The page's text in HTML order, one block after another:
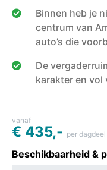
Binnen heb je
centrum van
auto’s die
De
karakter en vol
vanaf
€ 435,- per dagdeel
Beschikbaarheid &